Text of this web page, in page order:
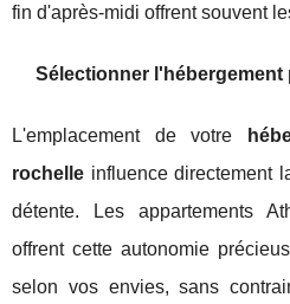
fin d'après-midi offrent souvent
Sélectionner l'hébergement
L'emplacement de votre
rochelle influence directement
détente. Les appartements
offrent cette autonomie
selon vos envies, sans